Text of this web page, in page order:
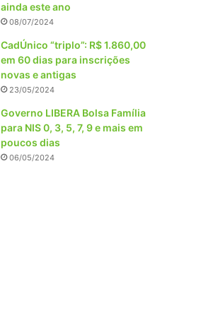
ainda este ano
08/07/2024
CadÚnico “triplo”: R$ 1.860,00
em 60 dias para inscrições
novas e antigas
23/05/2024
Governo LIBERA Bolsa Família
para NIS 0, 3, 5, 7, 9 e mais em
poucos dias
06/05/2024